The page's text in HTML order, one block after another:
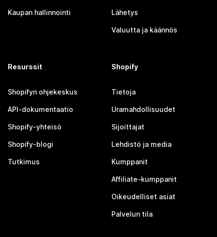
Kaupan hallinnointi Lähetys
Valuutta ja käännös
Resurssit
Shopifyn ohjekeskus
API-dokumentaatio
Shopify-yhteisö
Shopify-blogi
Tutkimus
Shopify
Tietoja
Uramahdollisuudet
Sijoittajat
Lehdistö ja media
Kumppanit
Affiliate-kumppanit
Oikeudelliset asiat
Palvelun tila